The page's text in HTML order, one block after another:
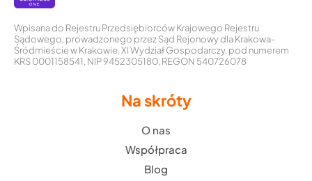
Wpisana do Rejestru Przedsiębiorców Krajowego Rejestru
Sądowego, prowadzonego przez Sąd Rejonowy dla Krakowa-
Śródmieście w Krakowie, XI Wydział Gospodarczy, pod numerem
KRS 0001158541, NIP 9452305180, REGON 540726078
Na skróty
O nas
Współpraca
Blog